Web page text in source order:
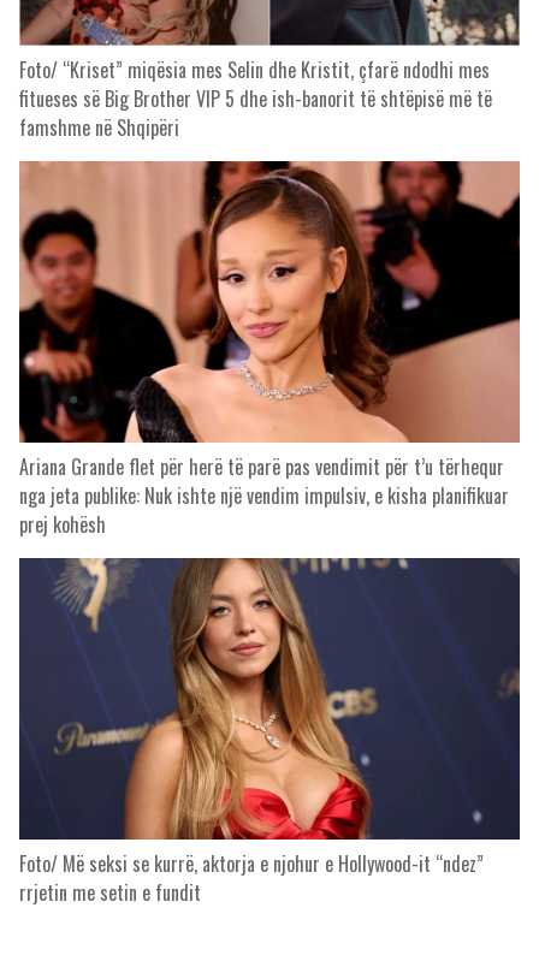
Foto/ “Kriset” miqësia mes Selin dhe Kristit, çfarë ndodhi mes
fitueses së Big Brother VIP 5 dhe ish-banorit të shtëpisë më të
famshme në Shqipëri
Ariana Grande flet për herë të parë pas vendimit për t’u tërhequr
nga jeta publike: Nuk ishte një vendim impulsiv, e kisha planifikuar
prej kohësh
Foto/ Më seksi se kurrë, aktorja e njohur e Hollywood-it “ndez”
rrjetin me setin e fundit